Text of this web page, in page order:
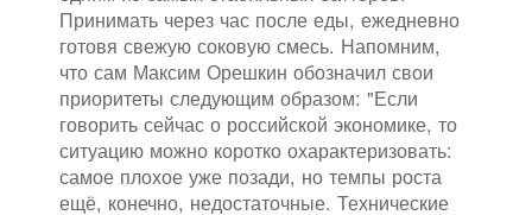
Принимать через час после еды, ежедневно
готовя свежую соковую смесь. Напомним,
что сам Максим Орешкин обозначил свои
приоритеты следующим образом: "Если
говорить сейчас о российской экономике, то
ситуацию можно коротко охарактеризовать:
самое плохое уже позади, но темпы роста
ещё, конечно, недостаточные. Технические